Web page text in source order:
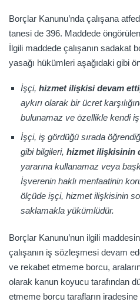
Borçlar Kanunu’nda çalışana
tanesi de 396. Maddede
İlgili maddede çalışanın sadakat
yasağı hükümleri aşağıdaki gibi
İşçi, hizmet ilişkisi devam
aykırı olarak bir ücret
bulunamaz ve özellikle kendi
İşçi, iş gördüğü sırada
gibi bilgileri, hizmet ilişkisinin
yararına kullanamaz veya
İşverenin haklı menfaatinin
ölçüde işçi, hizmet ilişkisinin
saklamakla yükümlüdür.
Borçlar Kanunu’nun ilgili
çalışanın iş sözleşmesi devam
ve rekabet etmeme borcu,
olarak kanun koyucu tarafından
etmeme borcu tarafların